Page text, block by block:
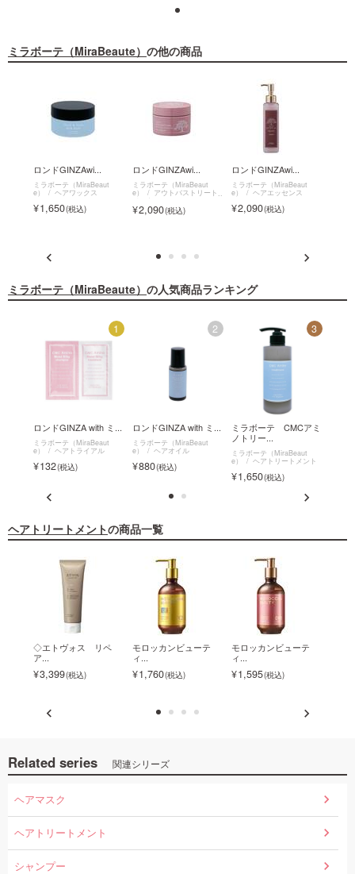
1,650
ミラボーテ（MiraBeaute） の他の商品
ロンドGINZAwi...
ミラボーテ（MiraBeaut
e） ヘアワックス
1,650
ロンドGINZAwi...
ミラボーテ（MiraBeaut
e） アウトバストリート
メント
2,090
ロンドGINZAwi...
ミラボーテ（MiraBeaut
e） ヘアエッセンス
2,090
ミラボーテ（MiraBeaute） の人気商品ランキング
1
ロンドGINZA with ミ...
ミラボーテ（MiraBeaut
e） ヘアトライアル
132
2
ロンドGINZA with ミ...
ミラボーテ（MiraBeaut
e） ヘアオイル
880
3
ミラボーテ CMCアミ
ノトリー...
ミラボーテ（MiraBeaut
e） ヘアトリートメント
1,650
ヘアトリートメントの商品一覧
◇エトヴォス リペ
ア...
3,399
モロッカンビューテ
ィ...
1,760
モロッカンビューテ
ィ...
1,595
Related series 関連シリーズ
ヘアマスク
ヘアトリートメント
シャンプー